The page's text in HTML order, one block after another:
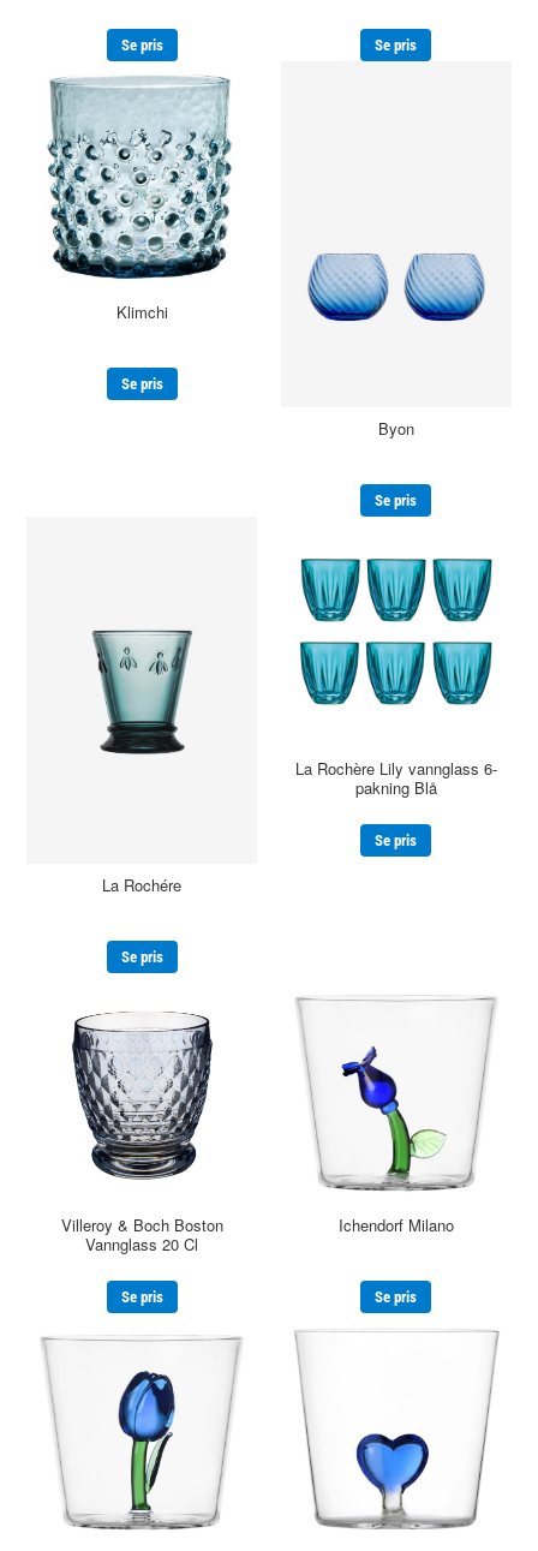
Se pris Se pris
Klimchi
Se pris
Byon
Se pris
La Rochére
Se pris
La Rochère Lily vannglass 6-
pakning Blå
Se pris
Villeroy & Boch Boston
Vannglass 20 Cl
Se pris
Ichendorf Milano
Se pris